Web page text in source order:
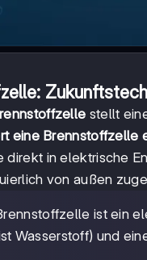
stellt
eine Brennstoffzelle
direkt in elektrische
von außen
ist ein
Wasserstoff) und